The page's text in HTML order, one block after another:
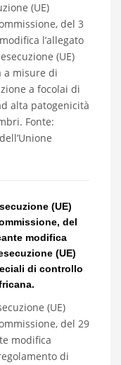
(UE)
del 3
l’allegato
(UE)
a misure di
a focolai di
alta patogenicità
Fonte:
(UE)
del
modifica
(UE)
di controllo
(UE)
del 29
modifica
di